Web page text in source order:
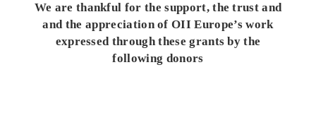
We are thankful for the support, the trust and
and the appreciation of OII Europe’s work
expressed through these grants by the
following donors